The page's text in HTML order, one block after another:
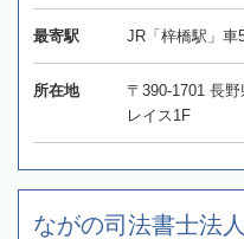
最寄駅 JR「梓橋駅」車
所在地
〒390-1701 長
レイス1F
ながの司法書士法人